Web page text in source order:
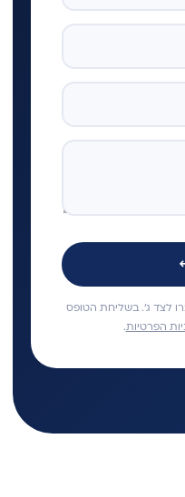
לצד ג'. בשליחת הטופס
הפרטיות.